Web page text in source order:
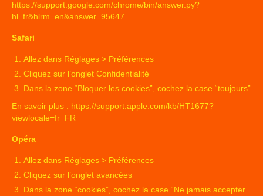
https://support.google.com/chrome/bin/answer.py?
hl=fr&hlrm=en&answer=95647
Safari
Allez dans Réglages > Préférences
Cliquez sur l’onglet Confidentialité
Dans la zone “Bloquer les cookies”, cochez la case “toujours”
En savoir plus : https://support.apple.com/kb/HT1677?
viewlocale=fr_FR
Opéra
Allez dans Réglages > Préférences
Cliquez sur l’onglet avancées
Dans la zone “cookies”, cochez la case “Ne jamais accepter